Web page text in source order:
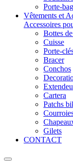
Porte-
Vêtements et
Accessoires
Bottes
Cuisse
Porte-
Bracer
Conchos
Cartera
Patchs
Gilets
CONTACT